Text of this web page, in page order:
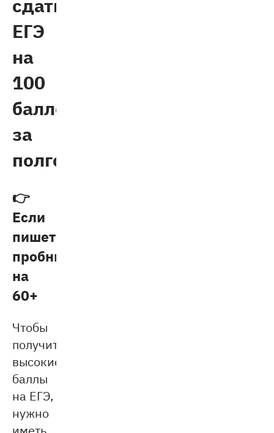
ЕГЭ
на
100
баллов
за
полгода
👉
Если
пишете
пробник
на
60+
Чтобы
получить
высокие
баллы
на ЕГЭ,
нужно
иметь